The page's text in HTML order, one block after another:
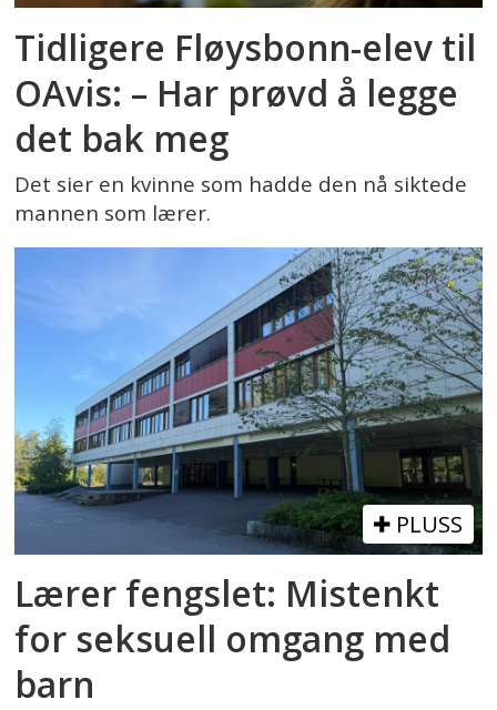
Tidligere Fløysbonn-elev til
OAvis: – Har prøvd å legge
det bak meg
Det sier en kvinne som hadde den nå siktede
mannen som lærer.
PLUSS
Lærer fengslet: Mistenkt
for seksuell omgang med
barn